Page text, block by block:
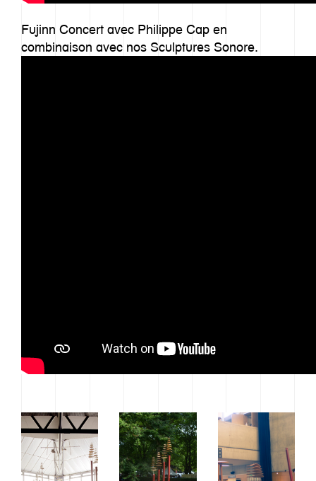
Fujinn Concert avec Philippe Cap en
combinaison avec nos Sculptures Sonore.